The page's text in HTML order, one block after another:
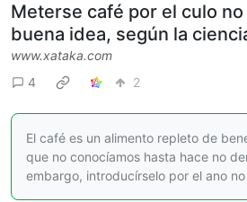
Meterse café por el culo no
buena idea, según la
www.xataka.com
4
2
El café es un alimento repleto de
que no conocíamos hasta hace no
embargo, introducírselo por el ano